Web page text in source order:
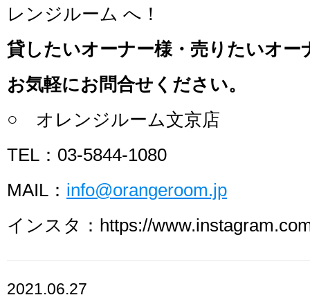
レンジルーム へ！
貸したいオーナー様・売りたいオー
お気軽にお問合せください。
○ オレンジルーム文京店
TEL：03-5844-1080
MAIL： info@orangeroom.jp
インスタ：https://
2021.06.27